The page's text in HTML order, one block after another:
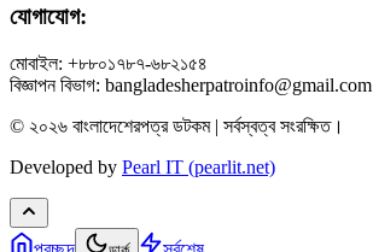
যোগাযোগ:
মোবাইল: +৮৮০১৭৮৭-৬৮২১৫৪
বিজ্ঞাপন বিভাগ: bangladesherpatroinfo@gmail.com
© ২০২৬ বাংলাদেশেরপত্র ডটকম | সর্বস্বত্ব সংরক্ষিত।
Developed by Pearl IT (pearlit.net)